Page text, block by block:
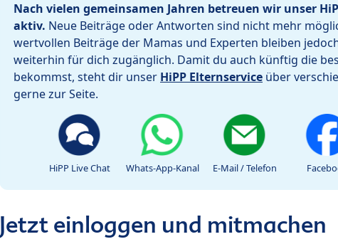
Nach vielen gemeinsamen Jahren betreuen wir unser
aktiv. Neue Beiträge oder Antworten sind nicht mehr
wertvollen Beiträge der Mamas und Experten bleiben
weiterhin für dich zugänglich. Damit du auch künftig die
bekommst, steht dir unser HiPP Elternservice über
gerne zur Seite.
HiPP Live Chat Whats-App-Kanal E-Mail / Telefon
Jetzt einloggen und mitmachen